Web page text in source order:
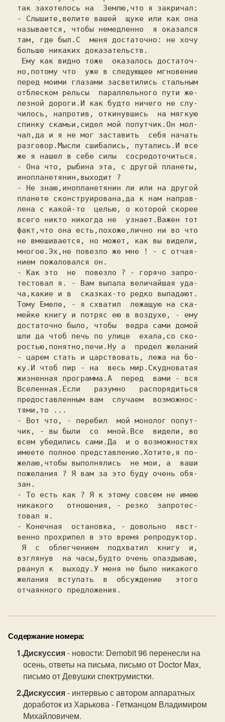
Содержание номера:
Дискуссия- новости: Demobit 96 перенесли на
осень, ответы на письма, письмо от Doctor Max,
письмо от Девушки спектрумистки.
Дискуссия- интервью с автором аппаратных
доработок из Харькова - Гетманцом Владимиром
Михайловичем.